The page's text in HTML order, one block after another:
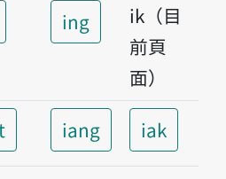
ing
ik（目
前頁
面）
iang iak